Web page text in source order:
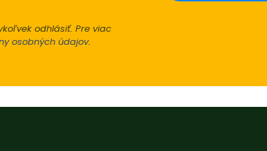
odhlásiť. Pre viac
osobných údajov.